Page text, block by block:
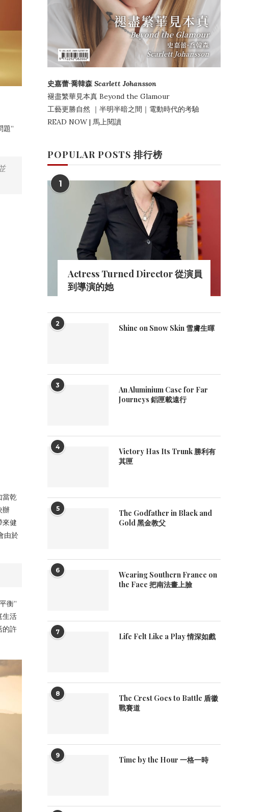
題”
當乾
辦
來健
由於
衡”
生活
的許
史嘉蕾·喬韓森 Scarlett Johansson
褪盡繁華見本真 Beyond the Glamour
工藝更勝自然 ｜ 半明半暗之間 ｜電動時代的考驗
READ NOW | 馬上閱讀
POPULAR POSTS 排行榜
1
Actress Turned Director 從演員
到導演的她
2 Shine on Snow Skin 雪膚生暉
3
An Aluminium Case for Far
Journeys 鋁匣載遠行
4
Victory Has Its Trunk 勝利有
其匣
5
The Godfather in Black and
Gold 黑金教父
6
Wearing Southern France on
the Face 把南法畫上臉
7 Life Felt Like a Play 情深如戲
8
The Crest Goes to Battle 盾徽
戰賽道
9 Time by the Hour 一格一時